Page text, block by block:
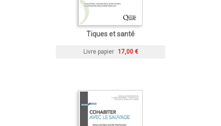
Tiques et santé
Livre papier 17,00 €